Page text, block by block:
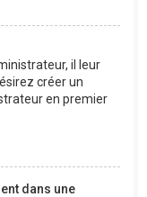
il leur
créer un
en premier
dans une